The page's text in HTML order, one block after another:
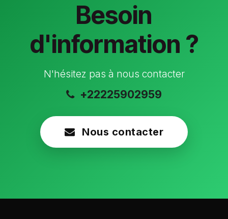
Besoin
d'information ?
N'hésitez pas à nous contacter
+22225902959
Nous contacter